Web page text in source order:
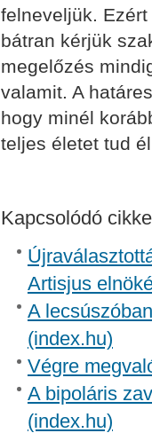
felneveljük.
bátran kérjük
megelőzés
valamit. A
hogy minél
teljes életet tud
Kapcsolódó
Artisjus
A
(index.hu)
Végre
A bipoláris
(index.hu)